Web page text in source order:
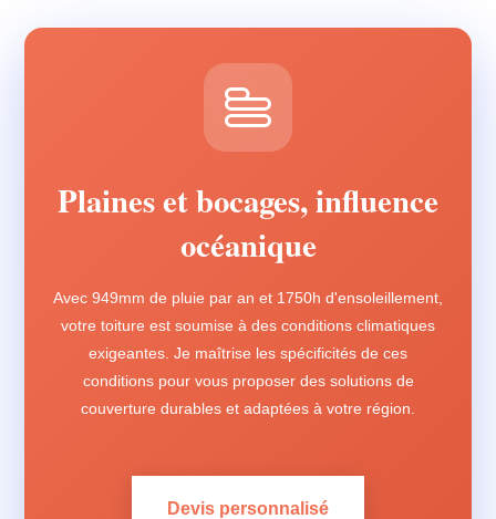
Plaines et bocages, influence
océanique
Avec 949mm de pluie par an et 1750h d'ensoleillement,
votre toiture est soumise à des conditions climatiques
exigeantes. Je maîtrise les spécificités de ces
conditions pour vous proposer des solutions de
couverture durables et adaptées à votre région.
Devis personnalisé